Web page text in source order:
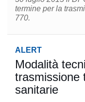
termine per la
770.
ALERT
Modalità
trasmissione
sanitarie